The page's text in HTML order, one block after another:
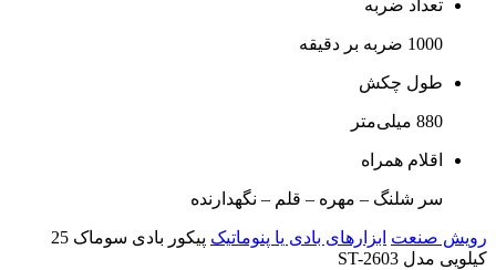
تعداد ضربه
1000 ضربه بر دقیقه
طول چکش
880 میلی‌متر
اقلام همراه
سر شلنگ – مهره – قلم – نگهدارنده
رویش صنعت ابزارهای بادی یا پنوماتیک
پیکور بادی سوماک 25
کیلویی مدل ST-2603